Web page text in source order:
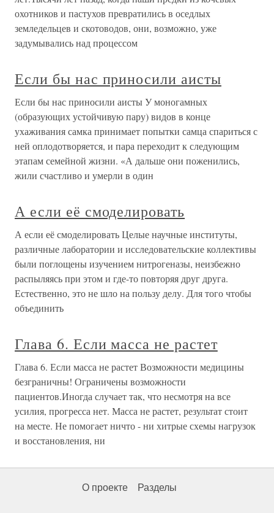
охотников и пастухов превратились в оседлых
земледельцев и скотоводов, они, возможно, уже
задумывались над процессом
Если бы нас приносили аисты
Если бы нас приносили аисты У моногамных
(образующих устойчивую пару) видов в конце
ухаживания самка принимает попытки самца спариться с
ней оплодотворяется, и пара переходит к следующим
этапам семейной жизни. «А дальше они поженились,
жили счастливо и умерли в один
А если её смоделировать
А если её смоделировать Целые научные институты,
различные лаборатории и исследовательские коллективы
были поглощены изучением нитрогеназы, неизбежно
распыляясь при этом и где-то повторяя друг друга.
Естественно, это не шло на пользу делу. Для того чтобы
объединить
Глава 6. Если масса не растет
Глава 6. Если масса не растет Возможности медицины
безграничны! Ограничены возможности
пациентов.Иногда случает так, что несмотря на все
усилия, прогресса нет. Масса не растет, результат стоит
на месте. Не помогает ничто - ни хитрые схемы нагрузок
и восстановления, ни
О проекте Разделы